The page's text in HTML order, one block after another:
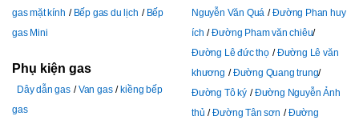
gas mặt kính
Bếp gas du lịch
Bếp
gas Mini
Phụ kiện gas
Dây dẫn gas Van gas
kiềng bếp
gas
Nguyễn Văn Quá
Đường Phan huy
ích
Đường Pham văn chiêu
Đường Lê đức thọ
Đường Lê văn
khương
Đường Quang trung
Đường Tô ký
Đường Nguyễn Ảnh
thủ
Đường Tân sơn
Đường